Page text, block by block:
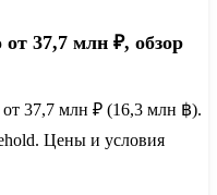
37,7 млн ₽, обзор
37,7 млн ₽ (16,3 млн ฿).
Цены и условия